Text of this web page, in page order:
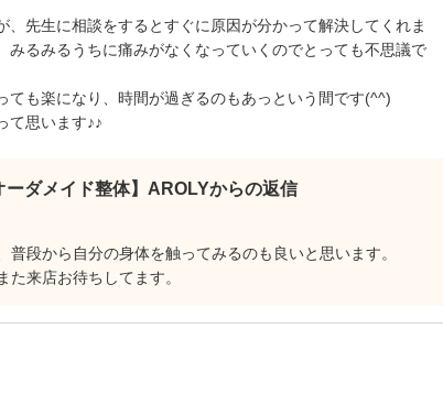
、先生に相談をするとすぐに原因が分かって解決してくれま
るみるうちに痛みがなくなっていくのでとっても不思議で
ても楽になり、時間が過ぎるのもあっという間です(^^)
て思います♪♪
ーダメイド整体】AROLYからの返信
段から自分の身体を触ってみるのも良いと思います。
来店お待ちしてます。